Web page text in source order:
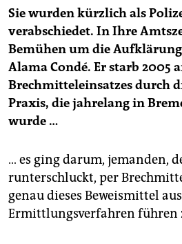
Sie wurden kürzlich als
verabschiedet. In Ihre
Bemühen um die Aufklärung
Alama Condé. Er starb 2005
Brechmitteleinsatzes durch
Praxis, die jahrelang in
wurde …
… es ging darum, jemanden,
runterschluckt, per
genau dieses Beweismittel
Ermittlungsverfahren führen